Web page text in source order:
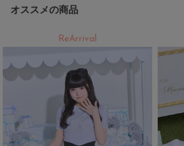
オススメの商品
ReArrival